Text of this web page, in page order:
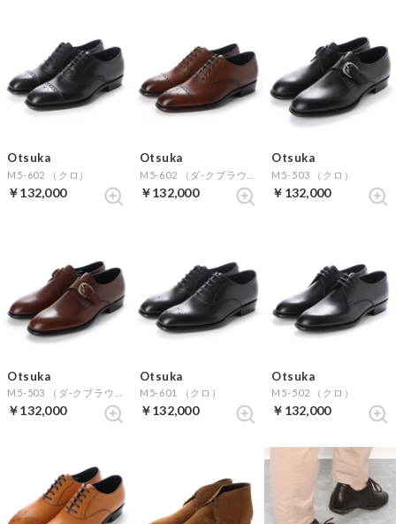
Otsuka
M5-602 （クロ）
￥132,000
Otsuka
￥132,000
Otsuka
M5-503 （クロ）
￥132,000
Otsuka
￥132,000
Otsuka
M5-601 （クロ）
￥132,000
Otsuka
M5-502 （クロ）
￥132,000